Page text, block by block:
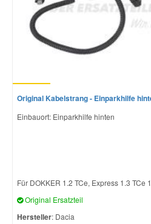
Original Kabelstrang - Einparkhilfe
Einbauort: Einparkhilfe hinten
Für DOKKER 1.2 TCe, Express 1.3 TCe
Original Ersatzteil
Hersteller: Dacia
Suzuki Ersatzteile
Toyota Ersatzteile
Vauxhall Ersatzteile
Volvo Ersatzteile